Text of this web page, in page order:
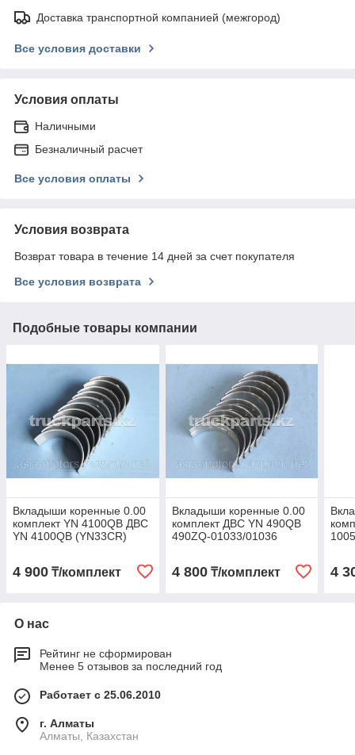
Доставка транспортной компанией (межгород)
Все условия доставки
Условия оплаты
Наличными
Безналичный расчет
Все условия оплаты
Условия возврата
Возврат товара в течение 14 дней за счет покупателя
Все условия возврата
Подобные товары компании
Вкладыши коренные 0.00
комплект YN 4100QB ДВС
YN 4100QB (YN33CR)
4 900 ₸/комплект
Вкладыши коренные 0.00
комплект ДВС YN 490QB
490ZQ-01033/01036
4 800₸/комплект 4
О нас
Рейтинг не сформирован
Менее 5 отзывов за последний год
Работает с 25.06.2010
г. Алматы
Алматы, Казахстан